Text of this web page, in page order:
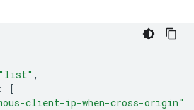
"list" ,
:
[
client-ip-when-cross-origin"